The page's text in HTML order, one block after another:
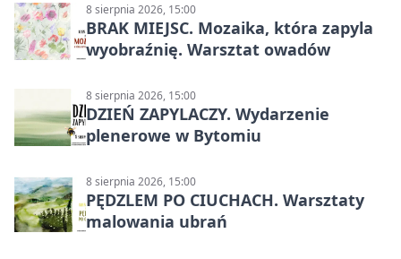
8 sierpnia 2026, 15:00
BRAK MIEJSC. Mozaika, która zapyla
wyobraźnię. Warsztat owadów
8 sierpnia 2026, 15:00
DZIEŃ ZAPYLACZY. Wydarzenie
plenerowe w Bytomiu
8 sierpnia 2026, 15:00
PĘDZLEM PO CIUCHACH. Warsztaty
malowania ubrań